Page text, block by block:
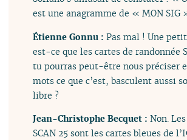
est une anagramme de « MON SIG
Étienne Gonnu :Pas mal ! Une
est-ce que les cartes de randonnée
tu pourras peut-être nous préciser
mots ce que c’est, basculent aussi
libre ?
Jean-Christophe Becquet :Non.
SCAN 25 sont les cartes bleues de